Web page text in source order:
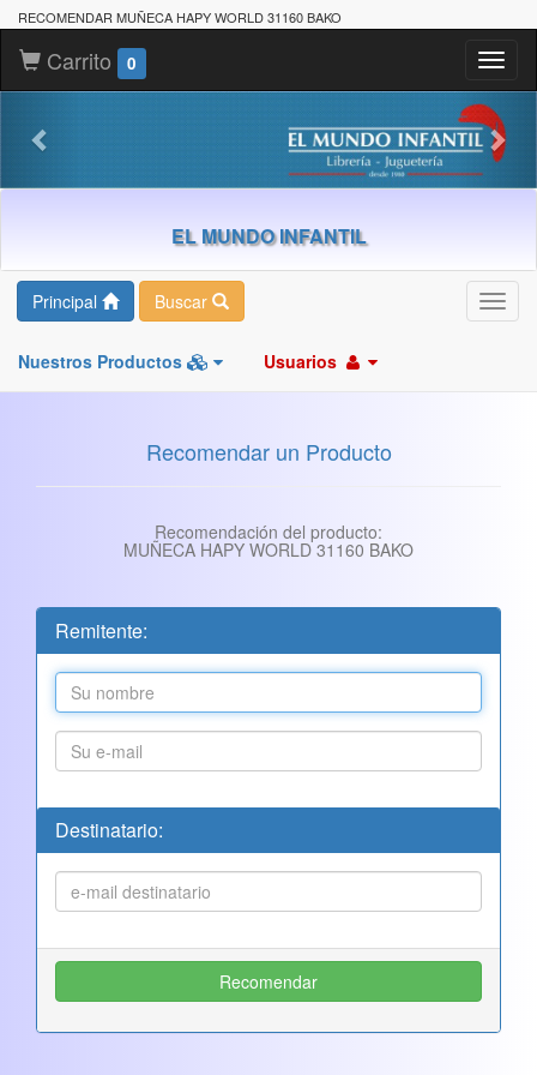
RECOMENDAR MUÑECA HAPY WORLD 31160 BAKO
Carrito 0
EL MUNDO INFANTIL
Principal Buscar
Nuestros Productos Usuarios
Recomendar un Producto
Recomendación del producto:
MUÑECA HAPY WORLD 31160 BAKO
Remitente:
Destinatario: